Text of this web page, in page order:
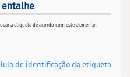
a etiqueta de acordo com este elemento.
de identificação da etiqueta